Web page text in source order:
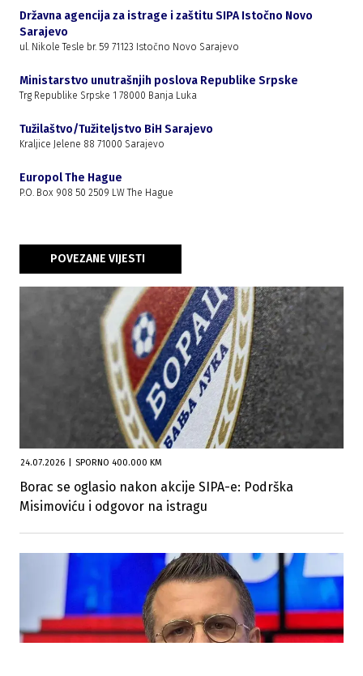
Državna agencija za istrage i zaštitu SIPA Istočno Novo
Sarajevo
ul. Nikole Tesle br. 59 71123 Istočno Novo Sarajevo
Ministarstvo unutrašnjih poslova Republike Srpske
Trg Republike Srpske 1 78000 Banja Luka
Tužilaštvo/Tužiteljstvo BiH Sarajevo
Kraljice Jelene 88 71000 Sarajevo
Europol The Hague
P.O. Box 908 50 2509 LW The Hague
POVEZANE VIJESTI
24.07.2026 SPORNO 400.000 KM
Borac se oglasio nakon akcije SIPA-e: Podrška
Misimoviću i odgovor na istragu